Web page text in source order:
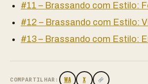
#11 – Brassando com Estilo:
#12 – Brassando com Estilo:
#13 – Brassando com Estilo:
COMPARTILHAR: WA X